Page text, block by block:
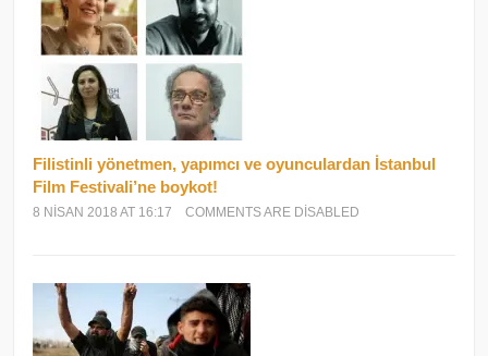
Filistinli yönetmen, yapımcı ve oyunculardan İstanbul
Film Festivali’ne boykot!
8 NISAN 2018 AT 16:17 COMMENTS ARE DISABLED